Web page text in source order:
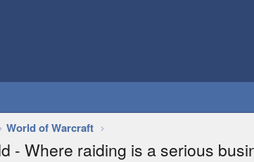
World of Warcraft
- Where raiding is a serious